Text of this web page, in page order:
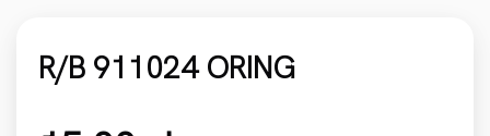
R/B 911024 ORING